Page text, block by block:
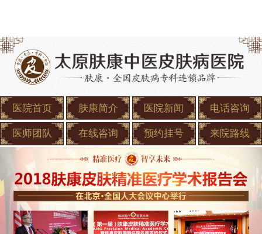
医院首页 肤康简介 医院新闻 电话咨询
医师团队 在线咨询 预约挂号 来院路线